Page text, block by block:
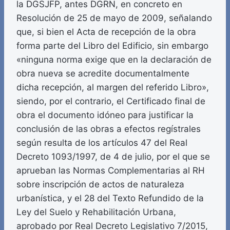
la DGSJFP, antes DGRN, en concreto en
Resolución de 25 de mayo de 2009, señalando
que, si bien el Acta de recepción de la obra
forma parte del Libro del Edificio, sin embargo
«ninguna norma exige que en la declaración de
obra nueva se acredite documentalmente
dicha recepción, al margen del referido Libro»,
siendo, por el contrario, el Certificado final de
obra el documento idóneo para justificar la
conclusión de las obras a efectos regístrales
según resulta de los artículos 47 del Real
Decreto 1093/1997, de 4 de julio, por el que se
aprueban las Normas Complementarias al RH
sobre inscripción de actos de naturaleza
urbanística, y el 28 del Texto Refundido de la
Ley del Suelo y Rehabilitación Urbana,
aprobado por Real Decreto Legislativo 7/2015,